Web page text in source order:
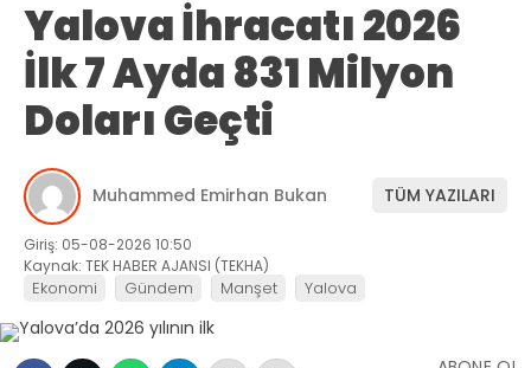
Yalova İhracatı 2026
İlk 7 Ayda 831 Milyon
Doları Geçti
Muhammed Emirhan Bukan TÜM YAZILARI
Giriş: 05-08-2026 10:50
Kaynak: TEK HABER AJANSI (TEKHA)
Ekonomi Gündem Manşet Yalova